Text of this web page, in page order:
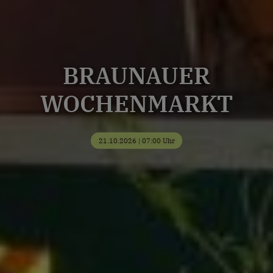
BRAUNAUER
WOCHENMARKT
21.10.2026 | 07:00 Uhr